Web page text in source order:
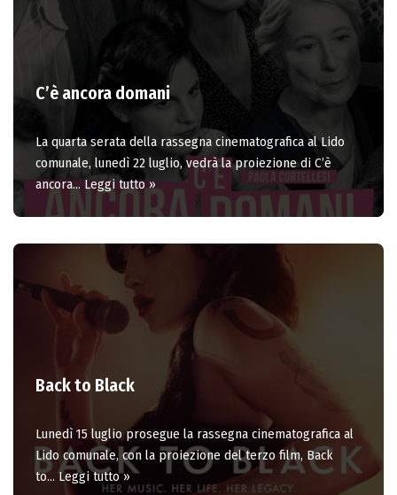
C’è ancora domani
La quarta serata della rassegna cinematografica al Lido
comunale, lunedì 22 luglio, vedrà la proiezione di C’è
ancora…Leggi tutto »
Back to Black
Lunedì 15 luglio prosegue la rassegna cinematografica al
Lido comunale, con la proiezione del terzo film, Back
to…Leggi tutto »